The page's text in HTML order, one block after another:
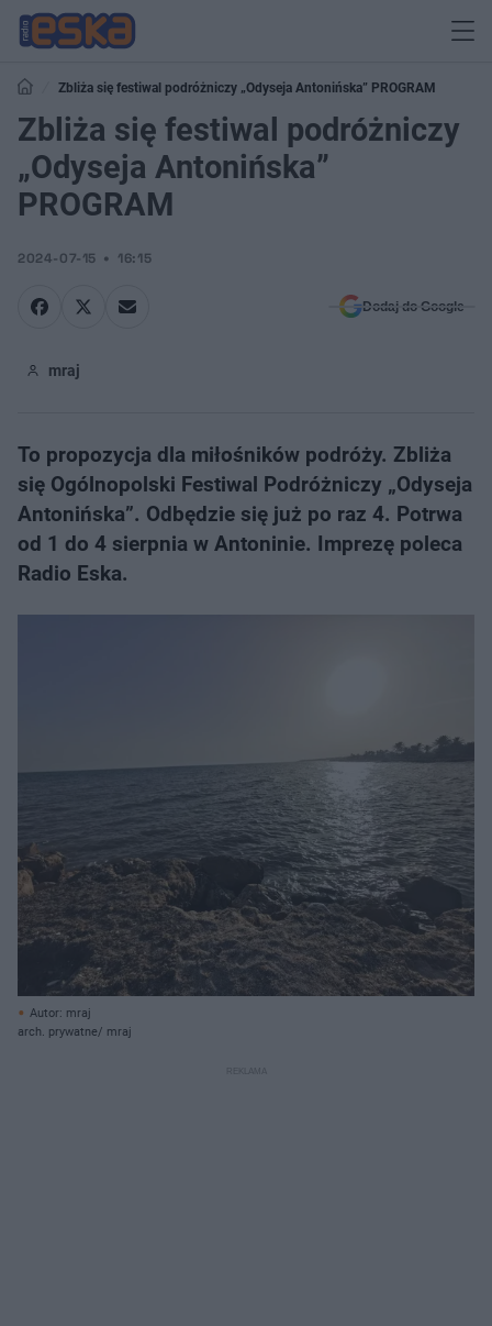
Zbliża się festiwal podróżniczy „Odyseja Antonińska” PROGRAM
Zbliża się festiwal podróżniczy
„Odyseja Antonińska”
PROGRAM
2024-07-15 16:15
Dodaj do Google
mraj
To propozycja dla miłośników podróży. Zbliża
się Ogólnopolski Festiwal Podróżniczy „Odyseja
Antonińska”. Odbędzie się już po raz 4. Potrwa
od 1 do 4 sierpnia w Antoninie. Imprezę poleca
Radio Eska.
Autor: mraj
arch. prywatne/ mraj